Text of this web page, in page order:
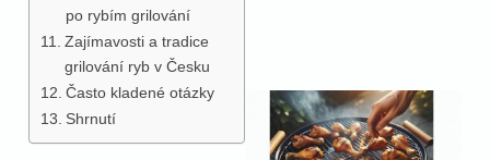
po rybím grilování
Zajímavosti a tradice
grilování ryb v Česku
Často kladené otázky
Shrnutí